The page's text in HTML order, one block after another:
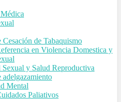
Cesación de Tabaquismo
en Violencia Domestica y
y Salud Reproductiva
adelgazamiento
Mental
Paliativos